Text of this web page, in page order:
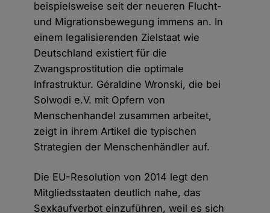
beispielsweise seit der neueren Flucht-
und Migrationsbewegung immens an. In
einem legalisierenden Zielstaat wie
Deutschland existiert für die
Zwangsprostitution die optimale
Infrastruktur. Géraldine Wronski, die bei
Solwodi e.V. mit Opfern von
Menschenhandel zusammen arbeitet,
zeigt in ihrem Artikel die typischen
Strategien der Menschenhändler auf.
Die EU-Resolution von 2014 legt den
Mitgliedsstaaten deutlich nahe, das
Sexkaufverbot einzuführen, weil es sich